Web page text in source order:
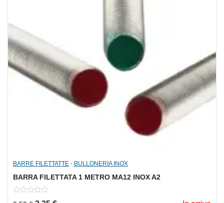
BARRE FILETTATTE - BULLONERIA INOX
BARRA FILETTATA 1 METRO MA12 INOX A2